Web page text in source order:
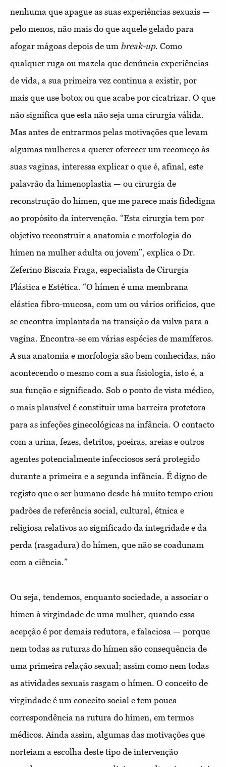
nenhuma que apague as suas experiências sexuais —
pelo menos, não mais do que aquele gelado para
afogar mágoas depois de um break-up. Como
qualquer ruga ou mazela que denúncia experiências
de vida, a sua primeira vez continua a existir, por
mais que use botox ou que acabe por cicatrizar. O que
não significa que esta não seja uma cirurgia válida.
Mas antes de entrarmos pelas motivações que levam
algumas mulheres a querer oferecer um recomeço às
suas vaginas, interessa explicar o que é, afinal, este
palavrão da himenoplastia — ou cirurgia de
reconstrução do hímen, que me parece mais fidedigna
ao propósito da intervenção. “Esta cirurgia tem por
objetivo reconstruir a anatomia e morfologia do
hímen na mulher adulta ou jovem”, explica o Dr.
Zeferino Biscaia Fraga, especialista de Cirurgia
Plástica e Estética. “O hímen é uma membrana
elástica fibro-mucosa, com um ou vários orifícios, que
se encontra implantada na transição da vulva para a
vagina. Encontra-se em várias espécies de mamíferos.
A sua anatomia e morfologia são bem conhecidas, não
acontecendo o mesmo com a sua fisiologia, isto é, a
sua função e significado. Sob o ponto de vista médico,
o mais plausível é constituir uma barreira protetora
para as infeções ginecológicas na infância. O contacto
com a urina, fezes, detritos, poeiras, areias e outros
agentes potencialmente infecciosos será protegido
durante a primeira e a segunda infância. É digno de
registo que o ser humano desde há muito tempo criou
padrões de referência social, cultural, étnica e
religiosa relativos ao significado da integridade e da
perda (rasgadura) do hímen, que não se coadunam
com a ciência.”
Ou seja, tendemos, enquanto sociedade, a associar o
hímen à virgindade de uma mulher, quando essa
acepção é por demais redutora, e falaciosa — porque
nem todas as ruturas do hímen são consequência de
uma primeira relação sexual; assim como nem todas
as atividades sexuais rasgam o hímen. O conceito de
virgindade é um conceito social e tem pouca
correspondência na rutura do hímen, em termos
médicos. Ainda assim, algumas das motivações que
norteiam a escolha deste tipo de intervenção